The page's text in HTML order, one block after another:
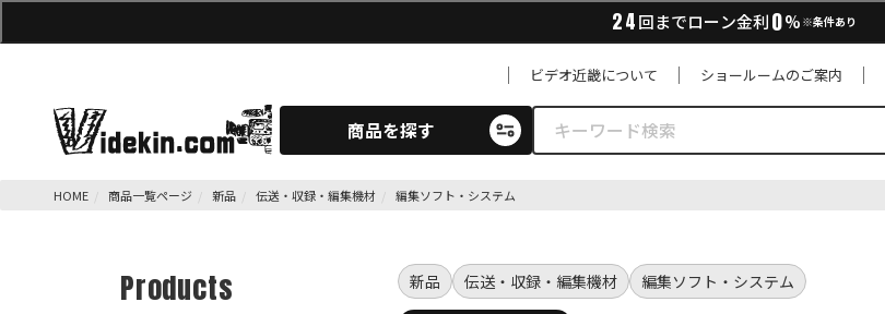
24回までローン金利0% ※条件あり
ビデオ近畿について ショールームのご案内
商品を探す
HOME 商品一覧ページ 新品 伝送・収録・編集機材 編集ソフト・システム
新品 伝送・収録・編集機材 編集ソフト・システム
Products